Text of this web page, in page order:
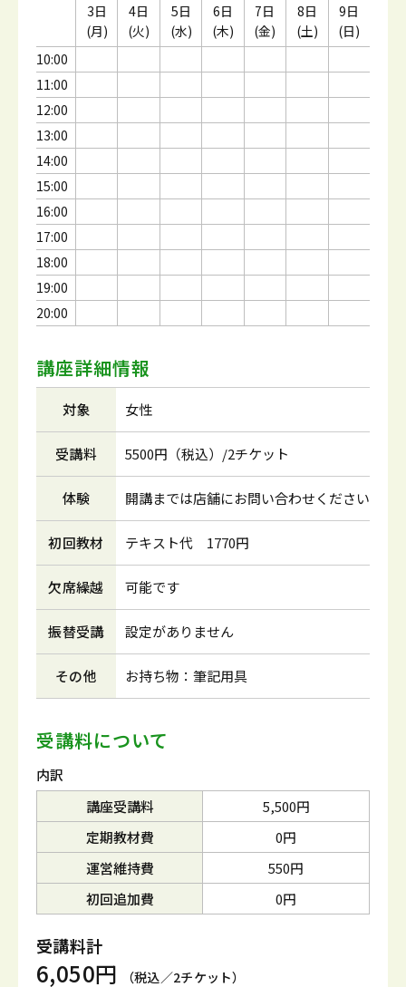
10:00
11:00
12:00
13:00
14:00
15:00
16:00
17:00
18:00
19:00
20:00
3日
(月)
4日
(火)
5日
(水)
6日
(木)
7日
(金)
8日
(土)
9日
(日)
講座詳細情報
対象 女性
受講料 5500円（税込）/2チケット
体験 開講までは店舗にお問い合わせください
初回教材 テキスト代 1770円
欠席繰越 可能です
振替受講 設定がありません
その他 お持ち物：筆記用具
受講料について
内訳
講座受講料
5,500円
定期教材費
0円
運営維持費
550円
初回追加費
0円
受講料計
6,050円 （税込／2チケット）